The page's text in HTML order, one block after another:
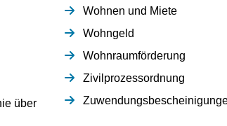
über
Wohnen und Miete
Wohngeld
Wohnraumförderung
Zivilprozessordnung